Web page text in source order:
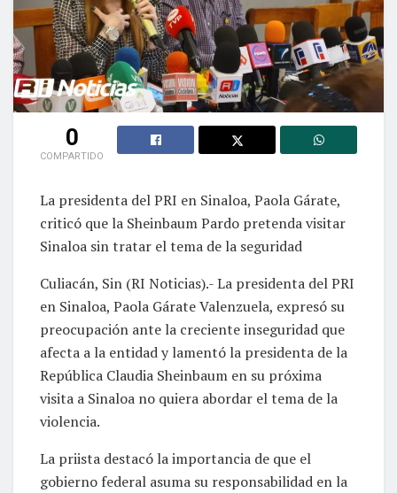
0
COMPARTIDO
La presidenta del PRI en Sinaloa, Paola Gárate,
criticó que la Sheinbaum Pardo pretenda visitar
Sinaloa sin tratar el tema de la seguridad
Culiacán, Sin (RI Noticias).- La presidenta del PRI
en Sinaloa, Paola Gárate Valenzuela, expresó su
preocupación ante la creciente inseguridad que
afecta a la entidad y lamentó la presidenta de la
República Claudia Sheinbaum en su próxima
visita a Sinaloa no quiera abordar el tema de la
violencia.
La priista destacó la importancia de que el
gobierno federal asuma su responsabilidad en la